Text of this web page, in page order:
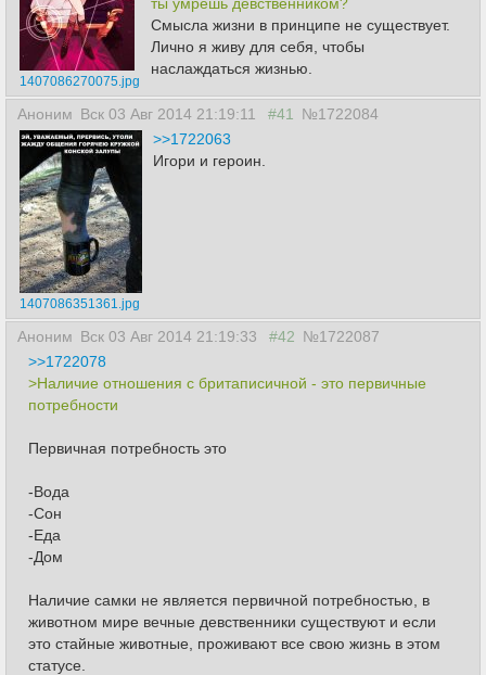
1407086270075.jpg
Смысла жизни в принципе не существует.
Лично я живу для себя, чтобы
наслаждаться жизнью.
Аноним Вск 03 Авг 2014 21:19:11 #41 №1722084
1407086351361.jpg
>>1722063
Игори и героин.
Аноним Вск 03 Авг 2014 21:19:33 #42 №1722087
>>1722078
>Наличие отношения с бpитаписичной - это первичные
потребности
Первичная потребность это
-Вода
-Сон
-Еда
-Дом
Наличие самки не является первичной потребностью, в
животном мире вечные девственники существуют и если
это стайные животные, проживают все свою жизнь в этом
статусе.